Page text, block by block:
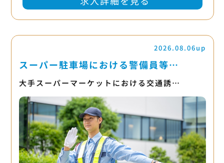
2026.08.06up
スーパー駐車場における警備員等…
大手スーパーマーケットにおける交通誘…